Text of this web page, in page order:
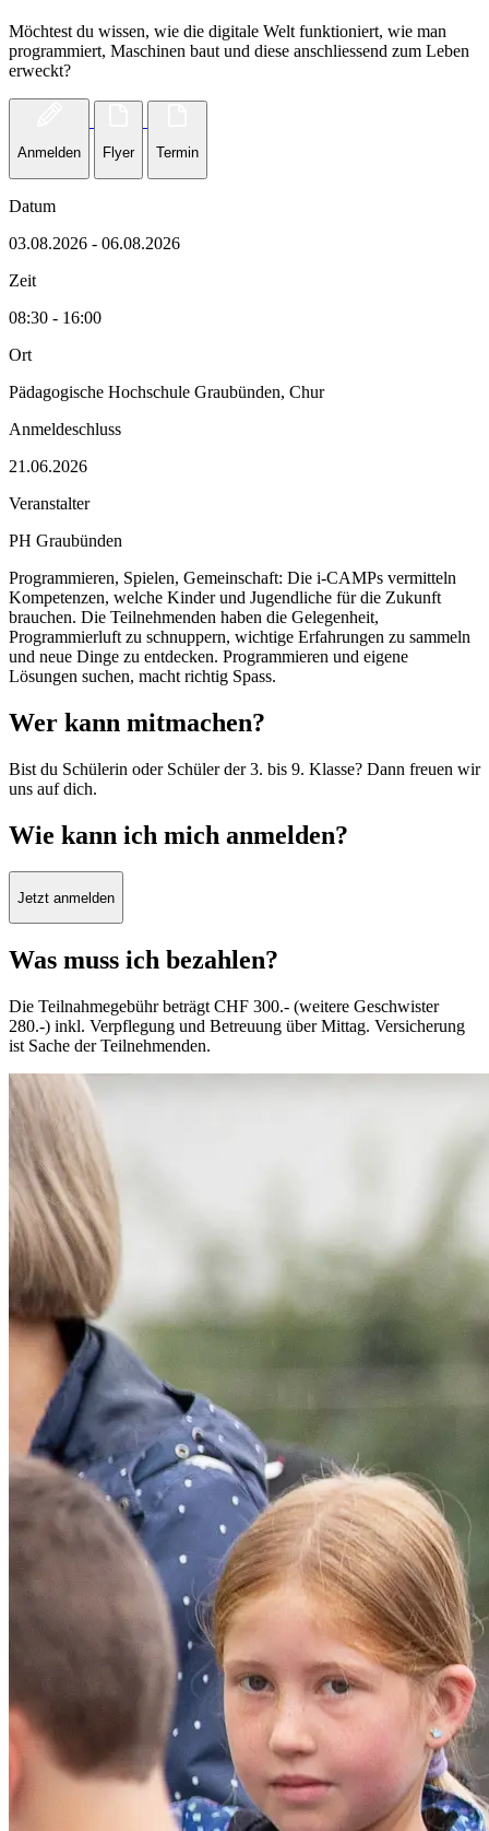
Möchtest du wissen, wie die digitale Welt funktioniert, wie man
programmiert, Maschinen baut und diese anschliessend zum Leben
erweckt?
Anmelden Flyer Termin
Datum
03.08.2026 - 06.08.2026
Zeit
08:30 - 16:00
Ort
Pädagogische Hochschule Graubünden, Chur
Anmeldeschluss
21.06.2026
Veranstalter
PH Graubünden
Programmieren, Spielen, Gemeinschaft: Die i-CAMPs vermitteln
Kompetenzen, welche Kinder und Jugendliche für die Zukunft
brauchen. Die Teilnehmenden haben die Gelegenheit,
Programmierluft zu schnuppern, wichtige Erfahrungen zu sammeln
und neue Dinge zu entdecken. Programmieren und eigene
Lösungen suchen, macht richtig Spass.
Wer kann mitmachen?
Bist du Schülerin oder Schüler der 3. bis 9. Klasse? Dann freuen wir
uns auf dich.
Wie kann ich mich anmelden?
Jetzt anmelden
Was muss ich bezahlen?
Die Teilnahmegebühr beträgt CHF 300.- (weitere Geschwister
280.-) inkl. Verpflegung und Betreuung über Mittag. Versicherung
ist Sache der Teilnehmenden.